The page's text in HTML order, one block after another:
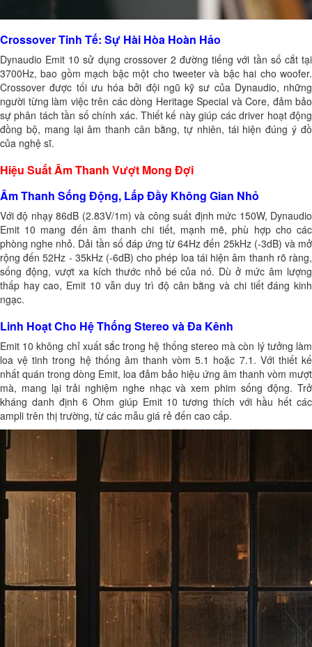
Crossover Tinh Tế: Sự Hài Hòa Hoàn Hảo
Dynaudio Emit 10 sử dụng crossover 2 đường tiếng với tần số cắt tại
3700Hz, bao gồm mạch bậc một cho tweeter và bậc hai cho woofer.
Crossover được tối ưu hóa bởi đội ngũ kỹ sư của Dynaudio, những
người từng làm việc trên các dòng Heritage Special và Core, đảm bảo
sự phân tách tần số chính xác. Thiết kế này giúp các driver hoạt động
đồng bộ, mang lại âm thanh cân bằng, tự nhiên, tái hiện đúng ý đồ
của nghệ sĩ.
Hiệu Suất Âm Thanh Vượt Mong Đợi
Âm Thanh Sống Động, Lấp Đầy Không Gian Nhỏ
Với độ nhạy 86dB (2.83V/1m) và công suất định mức 150W, Dynaudio
Emit 10 mang đến âm thanh chi tiết, mạnh mẽ, phù hợp cho các
phòng nghe nhỏ. Dải tần số đáp ứng từ 64Hz đến 25kHz (-3dB) và mở
rộng đến 52Hz - 35kHz (-6dB) cho phép loa tái hiện âm thanh rõ ràng,
sống động, vượt xa kích thước nhỏ bé của nó. Dù ở mức âm lượng
thấp hay cao, Emit 10 vẫn duy trì độ cân bằng và chi tiết đáng kinh
ngạc.
Linh Hoạt Cho Hệ Thống Stereo và Đa Kênh
Emit 10 không chỉ xuất sắc trong hệ thống stereo mà còn lý tưởng làm
loa vệ tinh trong hệ thống âm thanh vòm 5.1 hoặc 7.1. Với thiết kế
nhất quán trong dòng Emit, loa đảm bảo hiệu ứng âm thanh vòm mượt
mà, mang lại trải nghiệm nghe nhạc và xem phim sống động. Trở
kháng danh định 6 Ohm giúp Emit 10 tương thích với hầu hết các
ampli trên thị trường, từ các mẫu giá rẻ đến cao cấp.